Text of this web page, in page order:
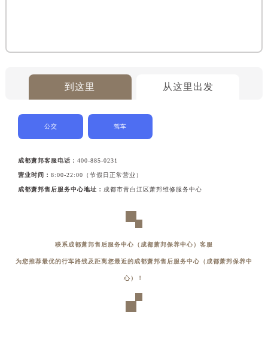
到这里 从这里出发
公交 驾车
成都萧邦客服电话：400-885-0231
营业时间：8:00-22:00（节假日正常营业）
成都萧邦售后服务中心地址： 成都市青白江区萧邦维修服务中心
联系成都萧邦售后服务中心（成都萧邦保养中心）客服
为您推荐最优的行车路线及距离您最近的成都萧邦售后服务中心（成都萧邦保养中
心）！